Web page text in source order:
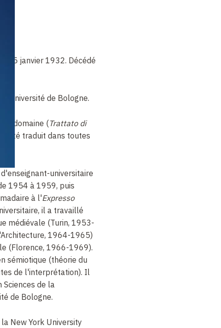
le 5 janvier 1932. Décédé
l'Université de Bologne.
ce domaine (Trattato di
été traduit dans toutes
universitaire
1954 à 1959, puis
à l'Expresso
il a travaillé
médiévale (Turin, 1953-
1964-1965)
(Florence, 1966-1969).
sémiotique (théorie du
de l'interprétation). Il
Sciences de la
de Bologne.
New York University